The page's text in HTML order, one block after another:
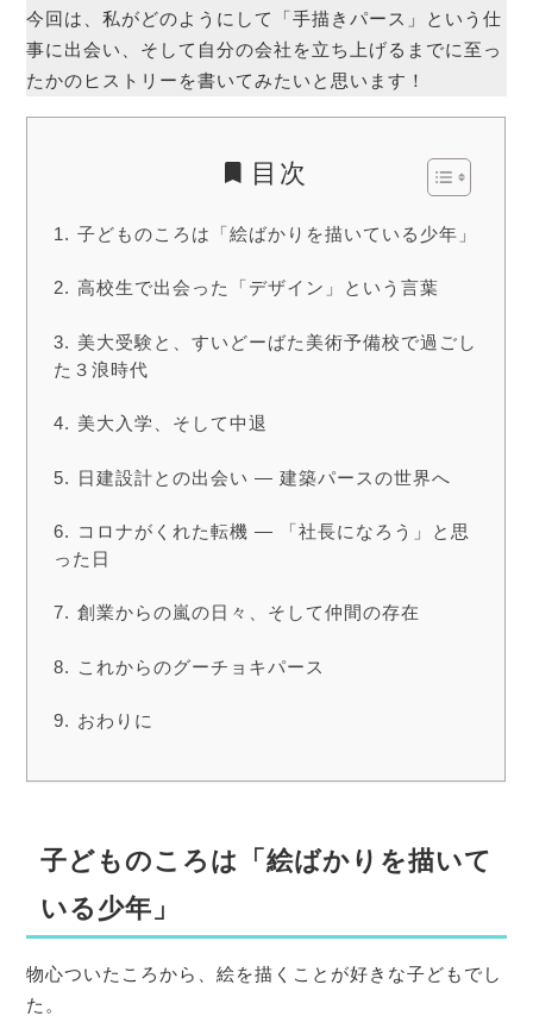
今回は、私がどのようにして「手描きパース」という仕
事に出会い、そして自分の会社を立ち上げるまでに至っ
たかのヒストリーを書いてみたいと思います！
目次
子どものころは「絵ばかりを描いている少年」
高校生で出会った「デザイン」という言葉
美大受験と、すいどーばた美術予備校で過ごし
た３浪時代
美大入学、そして中退
日建設計との出会い ― 建築パースの世界へ
コロナがくれた転機 ― 「社長になろう」と思
った日
創業からの嵐の日々、そして仲間の存在
これからのグーチョキパース
おわりに
子どものころは「絵ばかりを描いて
いる少年」
物心ついたころから、絵を描くことが好きな子どもでし
た。